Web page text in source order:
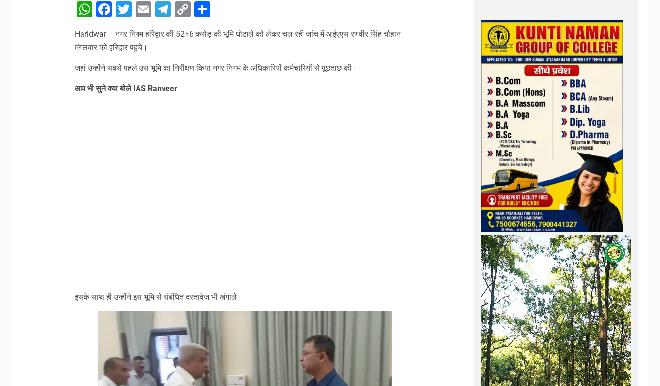
WhatsApp
Facebook
Twitter
EmailTelegram
Copy
Link
Share
Haridwar । नगर निगम हरिद्वार की 52+6 करोड़ की भूमि घोटाले को लेकर चल रही जांच में आईएएस रणवीर सिंह चौहान
मंगलवार को हरिद्वार पहुंचे।
जहां उन्होंने सबसे पहले उस भूमि का निरीक्षण किया नगर निगम के अधिकारियों कर्मचारियों से पूछताछ की।
आप भी सुने क्या बोले IAS Ranveer
इसके साथ ही उन्होंने इस भूमि से संबंधित दस्तावेज भी खंगाले।